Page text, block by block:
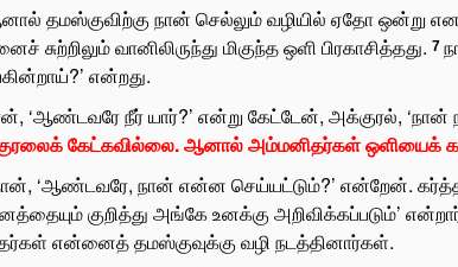
தமஸ்குவிற்கு நான் செல்லும் வழியில் ஏதோ ஒன்று
சுற்றிலும் வானிலிருந்து மிகுந்த ஒளி பிரகாசித்தது. 7
என்றது.
‘ஆண்டவரே நீர் யார்?’ என்று கேட்டேன், அக்குரல்,
கேட்கவில்லை. ஆனால் அம்மனிதர்கள் ஒளியைக்
‘ஆண்டவரே, நான் என்ன செய்யட்டும்?’ என்றேன்.
குறித்து அங்கே உனக்கு அறிவிக்கப்படும்’
என்னைத் தமஸ்குவுக்கு வழி நடத்தினார்கள்.